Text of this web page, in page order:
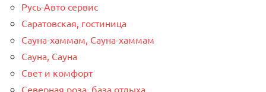
Русь-Авто сервис
Саратовская, гостиница
Сауна-хаммам, Сауна-хаммам
Сауна, Сауна
Свет и комфорт
Северная роза, база отдыха